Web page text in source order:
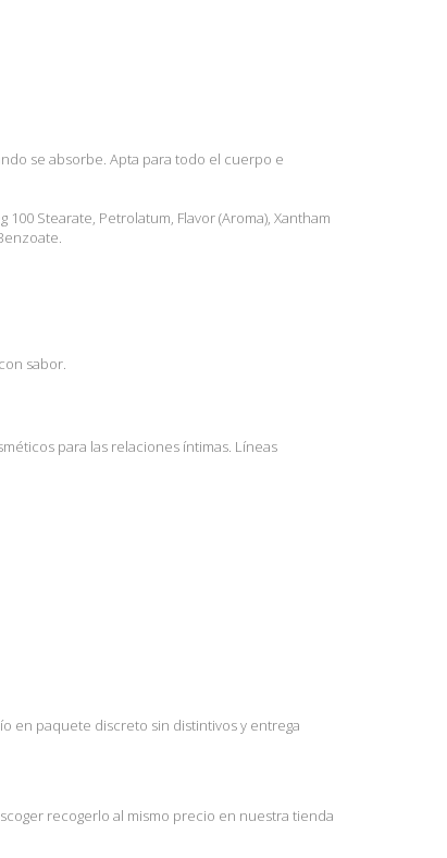
se absorbe. Apta para todo el cuerpo e
Stearate, Petrolatum, Flavor (Aroma), Xantham
sabor.
para las relaciones íntimas. Líneas
en paquete discreto sin distintivos y entrega
recogerlo al mismo precio en nuestra tienda